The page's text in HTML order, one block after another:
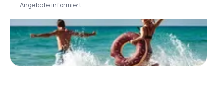
Angebote informiert.